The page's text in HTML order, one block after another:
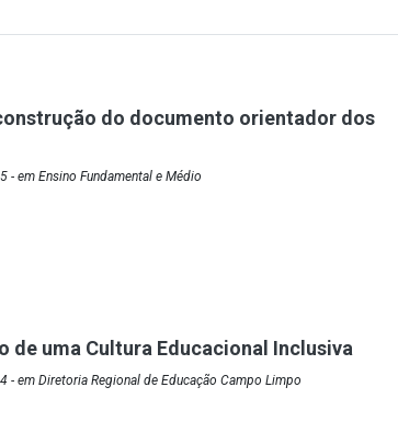
do documento orientador dos
em Ensino Fundamental e Médio
de uma Cultura Educacional Inclusiva
em Diretoria Regional de Educação Campo Limpo